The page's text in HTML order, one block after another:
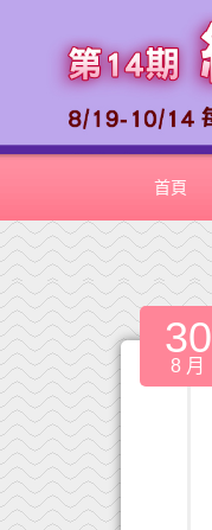
首頁
30
8 月